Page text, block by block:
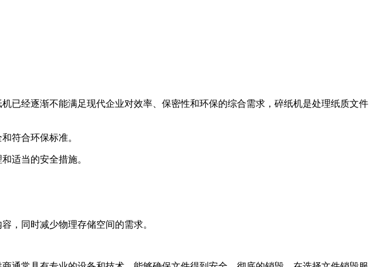
已经逐渐不能满足现代企业对效率、保密性和环保的综合需求，碎纸机是处理纸质文件
符合环保标准。
适当的安全措施。
，同时减少物理存储空间的需求。